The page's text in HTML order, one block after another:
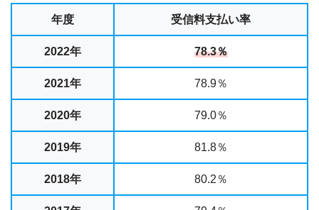
年度 受信料支払い率
2022年 78.3％
2021年 78.9％
2020年 79.0％
2019年 81.8％
2018年 80.2％